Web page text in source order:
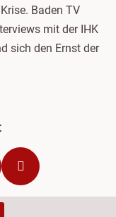
Baden TV
mit der IHK
sich den Ernst der